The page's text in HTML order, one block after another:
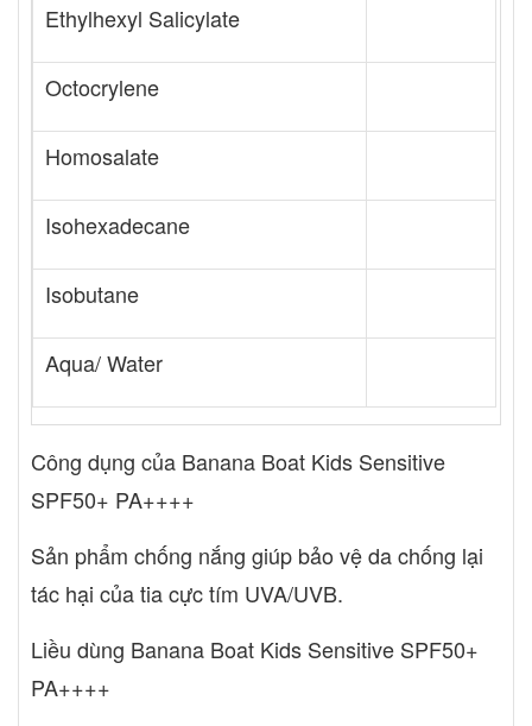
Ethylhexyl Salicylate
Octocrylene
Homosalate
Isohexadecane
Isobutane
Aqua/ Water
Công dụng của Banana Boat Kids Sensitive
SPF50+ PA++++
Sản phẩm chống nắng giúp bảo vệ da chống lại
tác hại của tia cực tím UVA/UVB.
Liều dùng Banana Boat Kids Sensitive SPF50+
PA++++